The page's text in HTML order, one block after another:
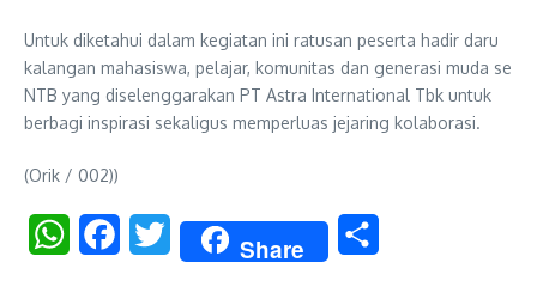
Untuk diketahui dalam kegiatan ini ratusan peserta hadir daru
kalangan mahasiswa, pelajar, komunitas dan generasi muda se
NTB yang diselenggarakan PT Astra International Tbk untuk
berbagi inspirasi sekaligus memperluas jejaring kolaborasi.
(Orik / 002))
WhatsAppFacebookTwitter Share